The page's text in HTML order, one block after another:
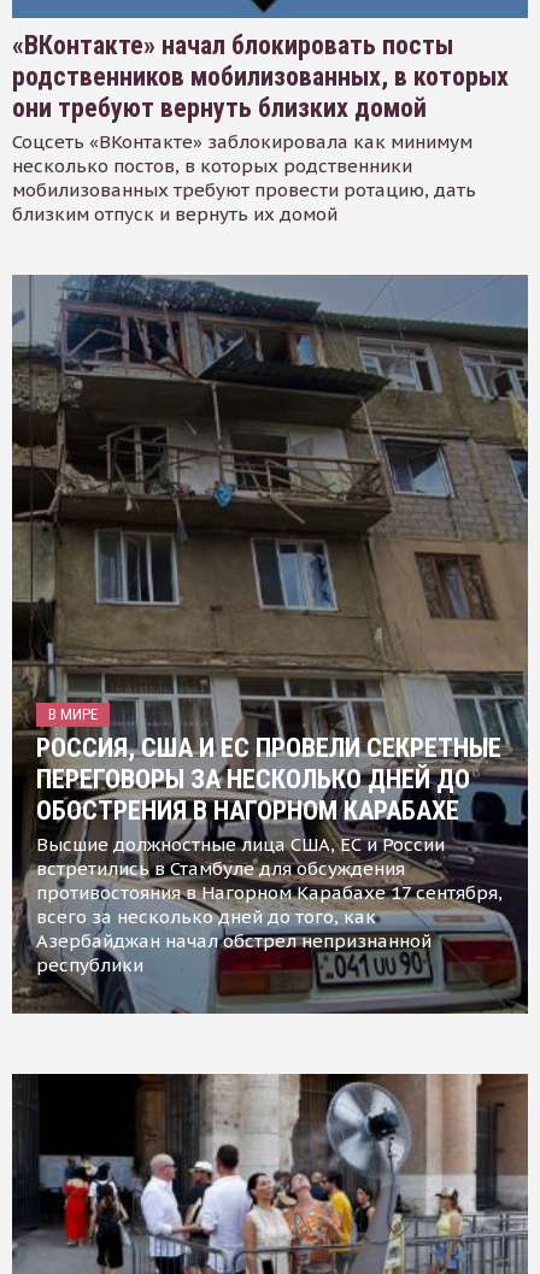
«ВКонтакте» начал блокировать посты
родственников мобилизованных, в которых
они требуют вернуть близких домой
Соцсеть «ВКонтакте» заблокировала как минимум
несколько постов, в которых родственники
мобилизованных требуют провести ротацию, дать
близким отпуск и вернуть их домой
В МИРЕ
РОССИЯ, США И ЕС ПРОВЕЛИ СЕКРЕТНЫЕ
ПЕРЕГОВОРЫ ЗА НЕСКОЛЬКО ДНЕЙ ДО
ОБОСТРЕНИЯ В НАГОРНОМ КАРАБАХЕ
Высшие должностные лица США, ЕС и России
встретились в Стамбуле для обсуждения
противостояния в Нагорном Карабахе 17 сентября,
всего за несколько дней до того, как
Азербайджан начал обстрел непризнанной
республики